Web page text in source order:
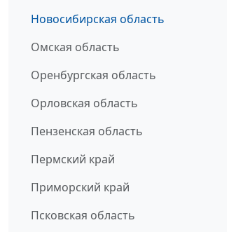
Новосибирская область
Омская область
Оренбургская область
Орловская область
Пензенская область
Пермский край
Приморский край
Псковская область